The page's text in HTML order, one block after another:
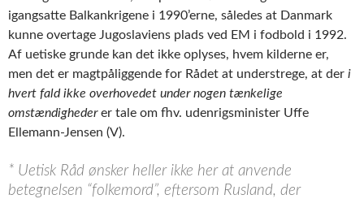
igangsatte Balkankrigene i 1990’erne, således at Danmark
kunne overtage Jugoslaviens plads ved EM i fodbold i 1992.
Af uetiske grunde kan det ikke oplyses, hvem kilderne er,
men det er magtpåliggende for Rådet at understrege, at der i
hvert fald ikke overhovedet under nogen tænkelige
omstændighederer tale om fhv. udenrigsminister Uffe
Ellemann-Jensen (V).
* Uetisk Råd ønsker heller ikke her at anvende
betegnelsen “folkemord”, eftersom Rusland, der